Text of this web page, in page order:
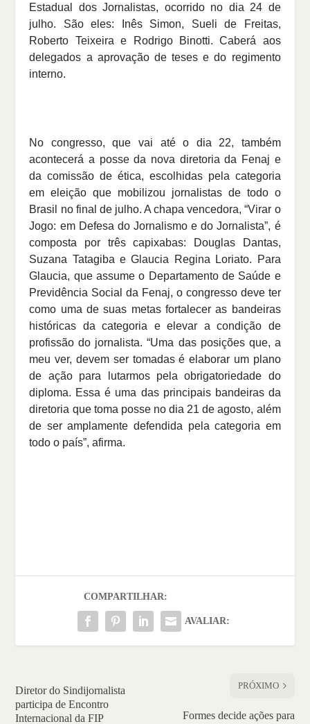
Estadual dos Jornalistas, ocorrido no dia 24 de
julho. São eles: Inês Simon, Sueli de Freitas,
Roberto Teixeira e Rodrigo Binotti. Caberá aos
delegados a aprovação de teses e do regimento
interno.
No congresso, que vai até o dia 22, também
acontecerá a posse da nova diretoria da Fenaj e
da comissão de ética, escolhidas pela categoria
em eleição que mobilizou jornalistas de todo o
Brasil no final de julho. A chapa vencedora, “Virar o
Jogo: em Defesa do Jornalismo e do Jornalista”, é
composta por três capixabas: Douglas Dantas,
Suzana Tatagiba e Glaucia Regina Loriato. Para
Glaucia, que assume o Departamento de Saúde e
Previdência Social da Fenaj, o congresso deve ter
como uma de suas metas fortalecer as bandeiras
históricas da categoria e elevar a condição de
profissão do jornalista. “Uma das posições que, a
meu ver, devem ser tomadas é elaborar um plano
de ação para lutarmos pela obrigatoriedade do
diploma. Essa é uma das principais bandeiras da
diretoria que toma posse no dia 21 de agosto, além
de ser amplamente defendida pela categoria em
todo o país”, afirma.
COMPARTILHAR:
AVALIAR:
Diretor do Sindijornalista
participa de Encontro
Internacional da FIP
PRÓXIMO
Formes decide ações para